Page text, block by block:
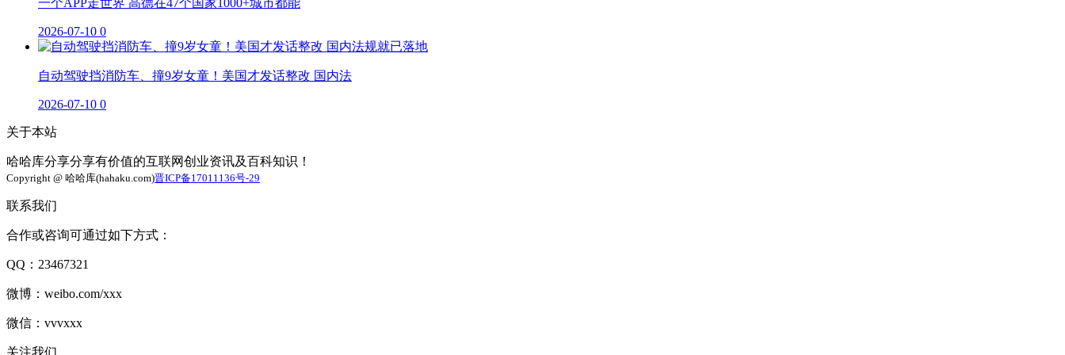
2026-07-10 0
自动驾驶挡消防车、撞9岁女童！美国才发话整改 国内法
2026-07-10 0
关于本站
哈哈库分享分享有价值的互联网创业资讯及百科知识！
Copyright @ 哈哈库(hahaku.com)晋ICP备17011136号-29
联系我们
合作或咨询可通过如下方式：
QQ：23467321
微博：weibo.com/xxx
微信：vvvxxx
关注我们